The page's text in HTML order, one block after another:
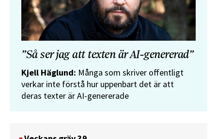
”Så ser jag att texten är AI-genererad”
Kjell Häglund: Många som skriver offentligt
verkar inte förstå hur uppenbart det är att
deras texter är AI-genererade